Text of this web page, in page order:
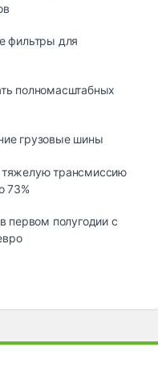
фильтры для
полномасштабных
грузовые шины
тяжелую трансмиссию
73%
первом полугодии с